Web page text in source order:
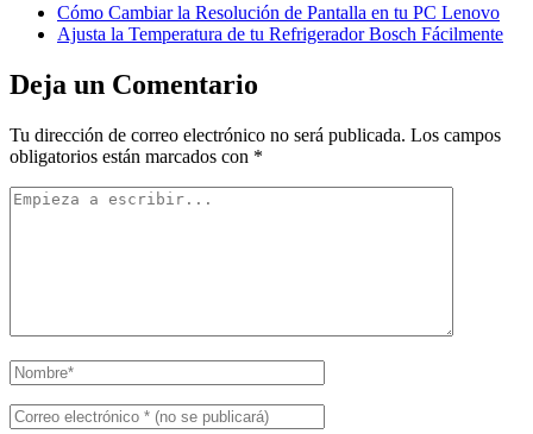
Cómo Cambiar la Resolución de Pantalla en tu PC Lenovo
Ajusta la Temperatura de tu Refrigerador Bosch Fácilmente
Deja un Comentario
Tu dirección de correo electrónico no será publicada. Los campos
obligatorios están marcados con *